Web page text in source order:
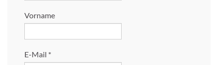
Vorname
E-Mail *